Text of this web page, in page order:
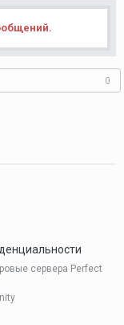
0
сервера Perfect